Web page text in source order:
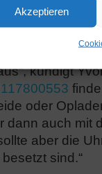
Akzeptieren
der fleißig
bekommen,
kündigt
oder
auch mit
aber die
sind.“